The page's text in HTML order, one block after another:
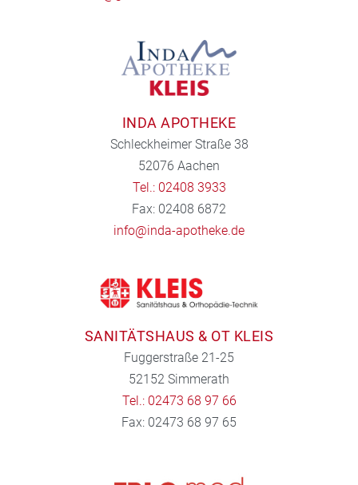
INDA APOTHEKE
Schleckheimer Straße 38
52076 Aachen
Tel.: 02408 3933
Fax: 02408 6872
info@inda-apotheke.de
SANITÄTSHAUS & OT KLEIS
Fuggerstraße 21-25
52152 Simmerath
Tel.: 02473 68 97 66
Fax: 02473 68 97 65